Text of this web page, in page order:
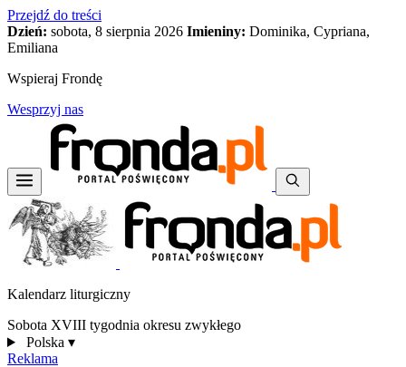
Przejdź do treści
Dzień: sobota, 8 sierpnia 2026 Imieniny: Dominika, Cypriana,
Emiliana
Wspieraj Frondę
Wesprzyj nas
Kalendarz liturgiczny
Sobota XVIII tygodnia okresu zwykłego
Polska ▾
Reklama